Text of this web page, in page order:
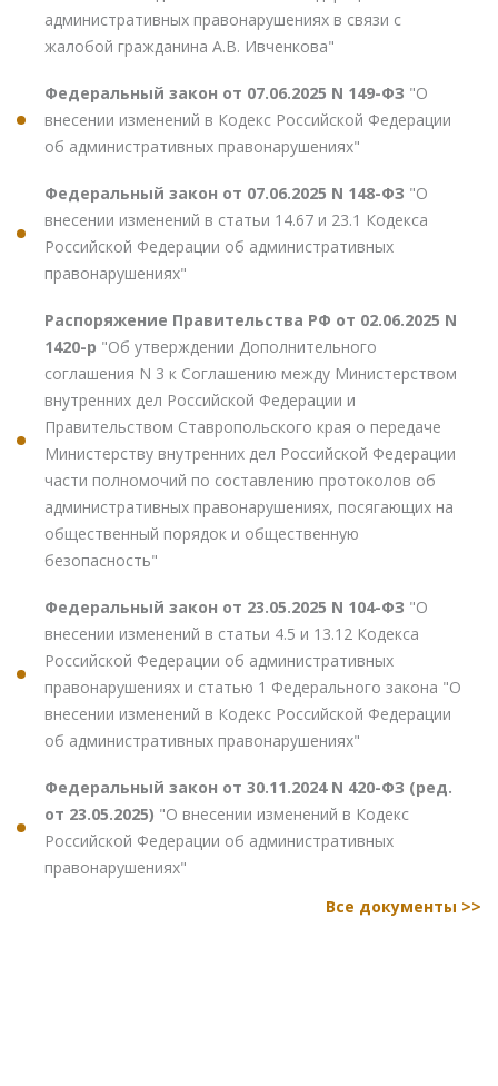
административных правонарушениях в связи с
жалобой гражданина А.В. Ивченкова"
Федеральный закон от 07.06.2025 N 149-ФЗ "О
внесении изменений в Кодекс Российской Федерации
об административных правонарушениях"
Федеральный закон от 07.06.2025 N 148-ФЗ "О
внесении изменений в статьи 14.67 и 23.1 Кодекса
Российской Федерации об административных
правонарушениях"
Распоряжение Правительства РФ от 02.06.2025 N
1420-р "Об утверждении Дополнительного
соглашения N 3 к Соглашению между Министерством
внутренних дел Российской Федерации и
Правительством Ставропольского края о передаче
Министерству внутренних дел Российской Федерации
части полномочий по составлению протоколов об
административных правонарушениях, посягающих на
общественный порядок и общественную
безопасность"
Федеральный закон от 23.05.2025 N 104-ФЗ "О
внесении изменений в статьи 4.5 и 13.12 Кодекса
Российской Федерации об административных
правонарушениях и статью 1 Федерального закона "О
внесении изменений в Кодекс Российской Федерации
об административных правонарушениях"
Федеральный закон от 30.11.2024 N 420-ФЗ (ред.
от 23.05.2025) "О внесении изменений в Кодекс
Российской Федерации об административных
правонарушениях"
Все документы >>